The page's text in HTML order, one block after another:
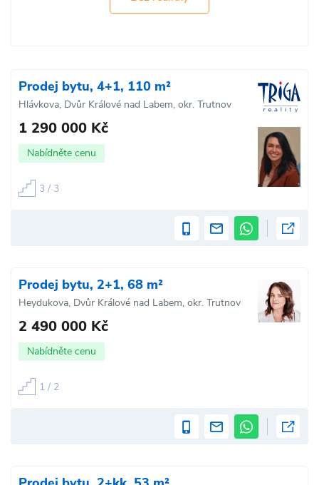
Prodej bytu, 4+1, 110 m²
Hlávkova, Dvůr Králové nad Labem, okr. Trutnov
1 290 000 Kč
Nabídněte cenu
3 / 3
Prodej bytu, 2+1, 68 m²
Heydukova, Dvůr Králové nad Labem, okr. Trutnov
2 490 000 Kč
Nabídněte cenu
1 / 2